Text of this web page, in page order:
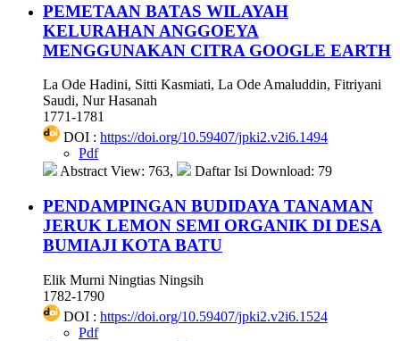
PEMETAAN BATAS WILAYAH
KELURAHAN ANGGOEYA
MENGGUNAKAN CITRA GOOGLE EARTH
La Ode Hadini, Sitti Kasmiati, La Ode Amaluddin, Fitriyani
Saudi, Nur Hasanah
1771-1781
DOI : https://doi.org/10.59407/jpki2.v2i6.1494
Pdf
Abstract View: 763,
Daftar Isi Download: 79
PENDAMPINGAN BUDIDAYA TANAMAN
JERUK LEMON SEMI ORGANIK DI DESA
BUMIAJI KOTA BATU
Elik Murni Ningtias Ningsih
1782-1790
DOI : https://doi.org/10.59407/jpki2.v2i6.1524
Pdf